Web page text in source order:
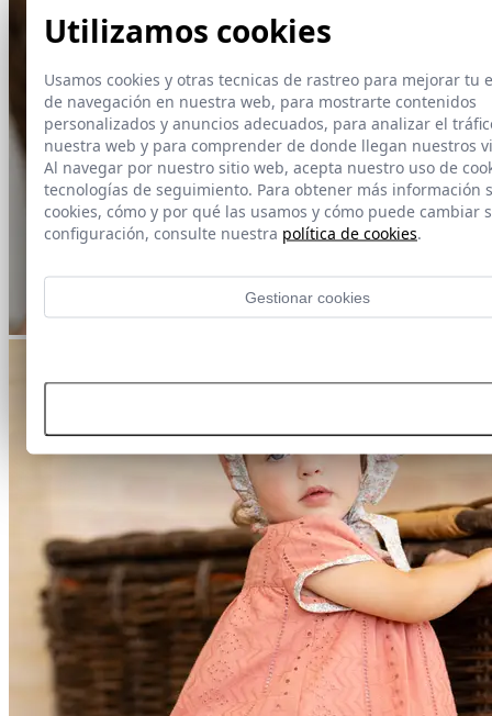
Utilizamos cookies
Usamos cookies y otras tecnicas de rastreo para mejorar tu
de navegación en nuestra web, para mostrarte contenidos
personalizados y anuncios adecuados, para analizar el
nuestra web y para comprender de donde llegan nuestros
Al navegar por nuestro sitio web, acepta nuestro uso de
tecnologías de seguimiento. Para obtener más información
cookies, cómo y por qué las usamos y cómo puede cambiar
configuración, consulte nuestra política de cookies.
Gestionar cookies